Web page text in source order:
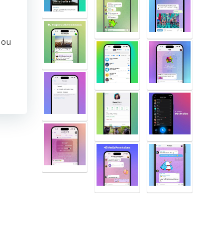
ou